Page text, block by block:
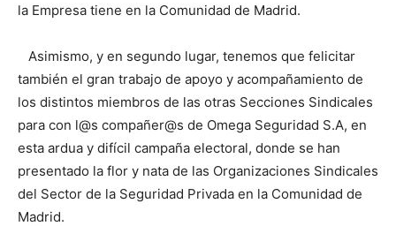
la Empresa tiene en la Comunidad de Madrid.
Asimismo, y en segundo lugar, tenemos que felicitar
también el gran trabajo de apoyo y acompañamiento de
los distintos miembros de las otras Secciones Sindicales
para con l@s compañer@s de Omega Seguridad S.A, en
esta ardua y difícil campaña electoral, donde se han
presentado la flor y nata de las Organizaciones Sindicales
del Sector de la Seguridad Privada en la Comunidad de
Madrid.